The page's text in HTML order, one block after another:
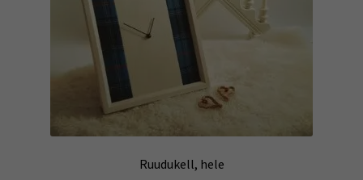
Ruudukell, hele